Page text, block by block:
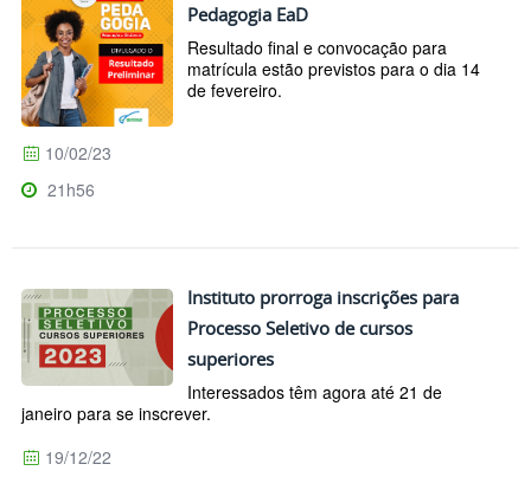
Pedagogia EaD
Resultado final e convocação para
matrícula estão previstos para o dia 14
de fevereiro.
10/02/23
21h56
Instituto prorroga inscrições para
Processo Seletivo de cursos
superiores
Interessados têm agora até 21 de
janeiro para se inscrever.
19/12/22